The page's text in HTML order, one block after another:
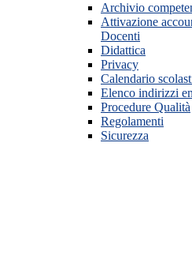
Archivio
Attivazione
Docenti
Didattica
Privacy
Calendario
Elenco indirizzi
Procedure Qualità
Regolamenti
Sicurezza